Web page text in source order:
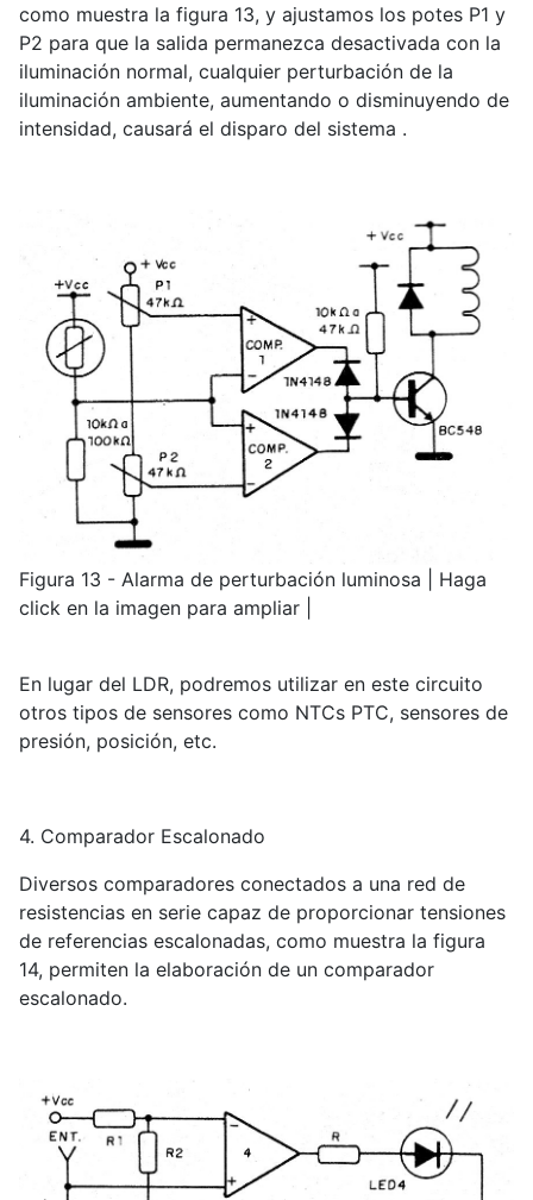
como muestra la figura 13, y ajustamos los potes P1 y
P2 para que la salida permanezca desactivada con la
iluminación normal, cualquier perturbación de la
iluminación ambiente, aumentando o disminuyendo de
intensidad, causará el disparo del sistema .
Figura 13 - Alarma de perturbación luminosa | Haga
click en la imagen para ampliar |
En lugar del LDR, podremos utilizar en este circuito
otros tipos de sensores como NTCs PTC, sensores de
presión, posición, etc.
4. Comparador Escalonado
Diversos comparadores conectados a una red de
resistencias en serie capaz de proporcionar tensiones
de referencias escalonadas, como muestra la figura
14, permiten la elaboración de un comparador
escalonado.